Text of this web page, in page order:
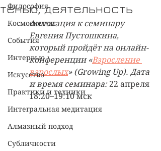
Философия
Космоскетчи
События
Интервью
Искусство
Практики и техники
Интегральная медитация
Алмазный подход
Субличности
тенью, деятельность
Аннотация к семинару
Евгения Пустошкина,
который пройдёт на онлайн-
конференции «Взросление
взрослых» (Growing Up). Дата
и время семинара: 22 апреля
18:20–19:10 мск